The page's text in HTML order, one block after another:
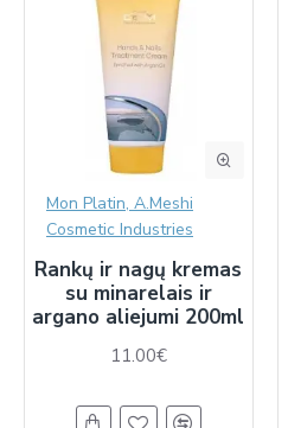
Mon Platin, A.Meshi
Cosmetic Industries
Rankų ir nagų kremas
su minarelais ir
argano aliejumi 200ml
11.00€